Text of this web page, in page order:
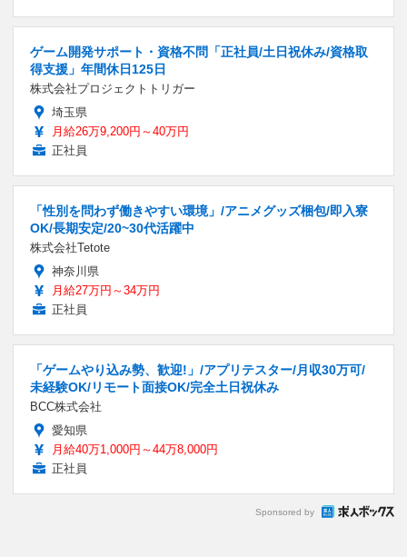
ゲーム開発サポート・資格不問「正社員/土日祝休み/資格取
得支援」年間休日125日
株式会社プロジェクトトリガー
埼玉県
月給26万9,200円～40万円
正社員
「性別を問わず働きやすい環境」/アニメグッズ梱包/即入寮
OK/長期安定/20~30代活躍中
株式会社Tetote
神奈川県
月給27万円～34万円
正社員
「ゲームやり込み勢、歓迎!」/アプリテスター/月収30万可/
未経験OK/リモート面接OK/完全土日祝休み
BCC株式会社
愛知県
月給40万1,000円～44万8,000円
正社員
Sponsored by